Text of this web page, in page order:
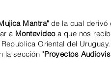
Mantra" de la cual derivó
a Montevideo a que nos
Oriental del
la sección "Proyectos